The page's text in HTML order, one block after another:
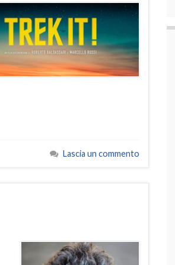
Lascia un commento